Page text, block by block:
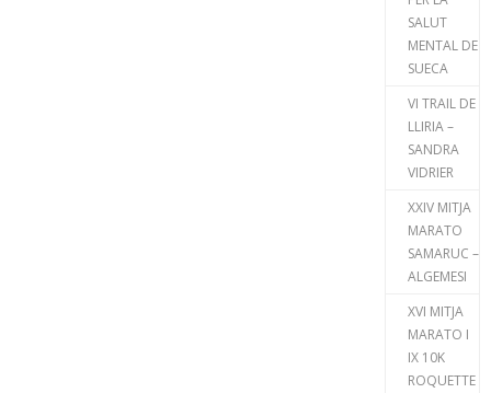
SALUT
MENTAL DE
SUECA
VI TRAIL DE
LLIRIA –
SANDRA
VIDRIER
XXIV MITJA
MARATO
SAMARUC –
ALGEMESI
XVI MITJA
MARATO I
IX 10K
ROQUETTE